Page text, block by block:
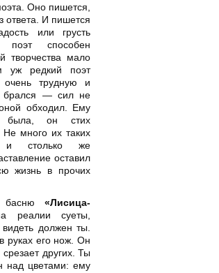
Оно пишется,
ответа. И пишется
или грусть
способен
творчества мало
уж редкий поэт
трудную и
брался — сил не
обходил. Ему
была, он стих
много их таких
и столько же
оставил
жизнь в прочих
басню«Лисица-
реалии суеты,
должен ты.
руках его нож. Он
других. Ты
над цветами: ему